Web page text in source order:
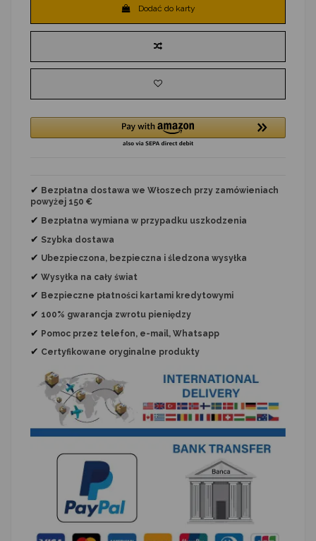
Dodać do karty
✔ Bezpłatna dostawa we Włoszech przy zamówieniach
powyżej 150 €
✔ Bezpłatna wymiana w przypadku uszkodzenia
✔ Szybka dostawa
✔ Ubezpieczona, bezpieczna i śledzona wysyłka
✔ Wysyłka na cały świat
✔ Bezpieczne płatności kartami kredytowymi
✔ 100% gwarancja zwrotu pieniędzy
✔ Pomoc przez telefon, e-mail, Whatsapp
✔ Certyfikowane oryginalne produkty